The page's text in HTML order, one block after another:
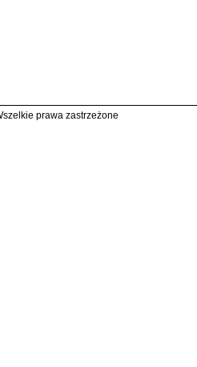
prawa zastrzeżone